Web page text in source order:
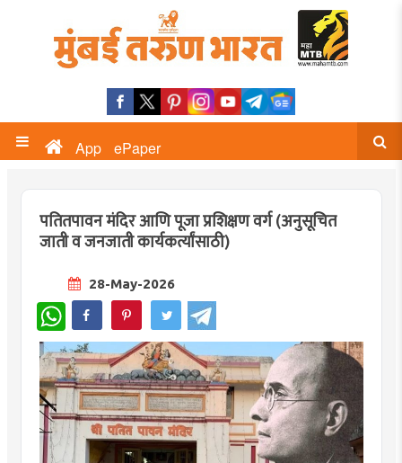
App ePaper
पतितपावन मंदिर आणि पूजा प्रशिक्षण वर्ग (अनुसूचित
जाती व जनजाती कार्यकर्त्यांसाठी)
28-May-2026
WhatsApp